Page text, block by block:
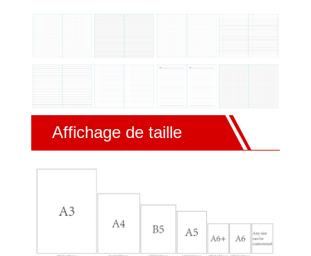
Affichage de taille